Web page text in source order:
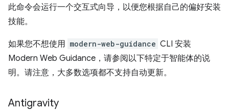
此命令会运行一个交互式向导，以便您根据自己的偏好安装
技能。
如果您不想使用 modern-web-guidance CLI 安装
Modern Web Guidance，请参阅以下特定于智能体的说
明。请注意，大多数选项都不支持自动更新。
Antigravity